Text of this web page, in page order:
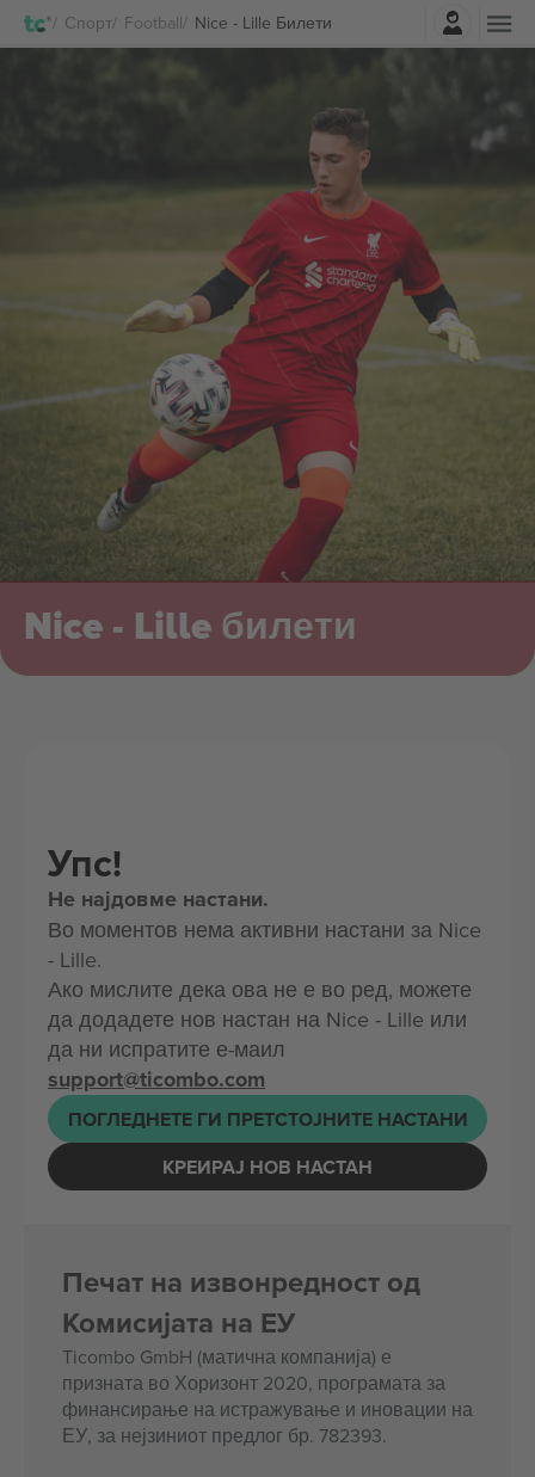
Спорт Football Nice - Lille Билети
Најави се
Nice - Lille билети
Упс!
Не најдовме настани.
Во моментов нема активни настани за Nice
- Lille.
Ако мислите дека ова не е во ред, можете
да додадете нов настан на Nice - Lille или
да ни испратите е-маил
support@ticombo.com
ПОГЛЕДНЕТЕ ГИ ПРЕТСТОЈНИТЕ НАСТАНИ
КРЕИРАЈ НОВ НАСТАН
Печат на извонредност од
Комисијата на ЕУ
Ticombo GmbH (матична компанија) е
призната во Хоризонт 2020, програмата за
финансирање на истражување и иновации на
ЕУ, за нејзиниот предлог бр. 782393.